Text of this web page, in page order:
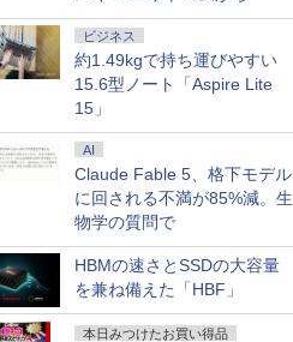
ビジネス
約1.49kgで持ち運びやすい
15.6型ノート「Aspire Lite
15」
AI
Claude Fable 5、格下モデル
に回される不満が85%減。生
物学の質問で
HBMの速さとSSDの大容量
を兼ね備えた「HBF」
本日みつけたお買い得品